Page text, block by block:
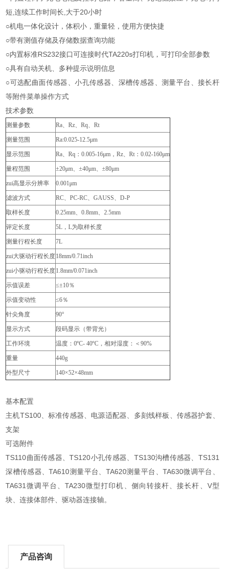
短,连续工作时间长,大于20小时
○机电一体化设计，体积小，重量轻，使用方便快捷
○带有测值存储及存储数据查询功能
○内置标准RS232接口可连接时代TA220s打印机，可打印全部参数
○具有自动关机、多种提示说明信息
○可选配曲面传感器、小孔传感器、深槽传感器、测量平台、接长杆
等附件菜单操作方式
技术参数
测量参数 Ra、Rz、Rq、Rt
测量范围 Ra:0.025-12.5μm
显示范围 Ra、Rq：0.005-16μm，Rz、Rt：0.02-160μm
量程范围 ±20μm、±40μm、±80μm
zui高显示分辨率 0.001μm
滤波方式 RC、PC-RC、GAUSS、D-P
取样长度 0.25mm、0.8mm、2.5mm
评定长度 5L ，L为取样长度
测量行程长度 7L
zui大驱动行程长度18mm/0.71inch
zui小驱动行程长度1.8mm/0.071inch
示值误差 ≤±10％
示值变动性 ≤6％
针尖角度 90°
显示方式 段码显示（带背光）
工作环境 温度：0ºC- 40ºC，相对湿度：＜90%
重量 440g
外型尺寸 140×52×48mm
基本配置
主机TS100、标准传感器、电源适配器、多刻线样板、传感器护套、
支架
可选附件
TS110曲面传感器、TS120小孔传感器、TS130沟槽传感器、TS131
深槽传感器、TA610测量平台、TA620测量平台、TA630微调平台、
TA631微调平台、TA230微型打印机、侧向转接杆、接长杆、V型
块、连接体部件、驱动器连接轴。
产品咨询